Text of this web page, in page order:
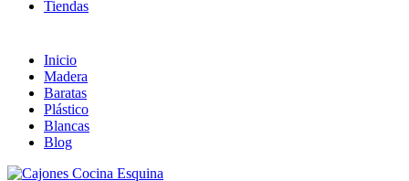
Tiendas
Inicio
Madera
Baratas
Plástico
Blancas
Blog